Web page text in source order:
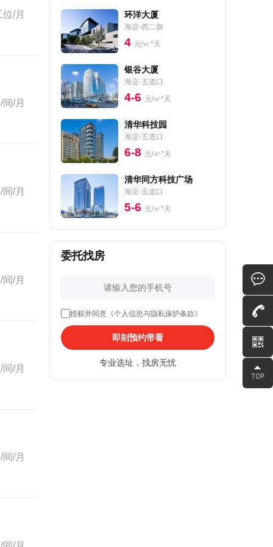
位/月
间/月
间/月
间/月
间/月
间/月
环洋大厦
海淀-西二旗
4 元/㎡*天
银谷大厦
海淀-五道口
4-6 元/㎡*天
清华科技园
海淀-五道口
6-8 元/㎡*天
清华同方科技广场
海淀-五道口
5-6 元/㎡*天
委托找房
授权并同意《个人信息与隐私保护条款》
即刻预约带看
专业选址，找房无忧